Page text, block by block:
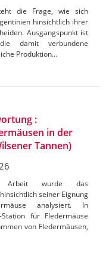
die Frage, wie sich
hinsichtlich ihrer
Ausgangspunkt ist
damit verbundene
Produktion…
:
in der
Tannen)
Arbeit wurde das
seiner Eignung
analysiert. In
für Fledermäuse
von Fledermäusen,